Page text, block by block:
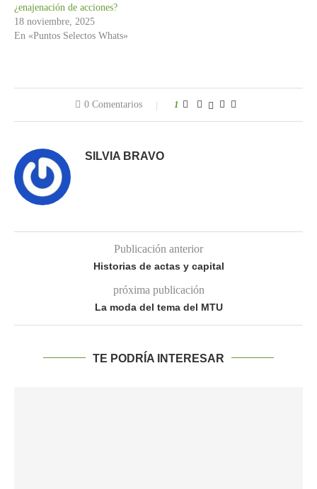
¿enajenación de acciones?
18 noviembre, 2025
En «Puntos Selectos Whats»
0 Comentarios 1
SILVIA BRAVO
Publicación anterior
Historias de actas y capital
próxima publicación
La moda del tema del MTU
TE PODRÍA INTERESAR